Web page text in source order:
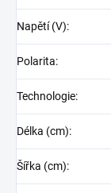
Napětí (V):
Polarita:
Technologie:
Délka (cm):
Šířka (cm):